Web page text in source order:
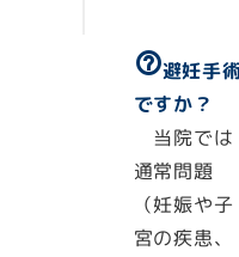
help_outline避妊手
ですか？
当院では
通常問題
（妊娠や子
宮の疾患、